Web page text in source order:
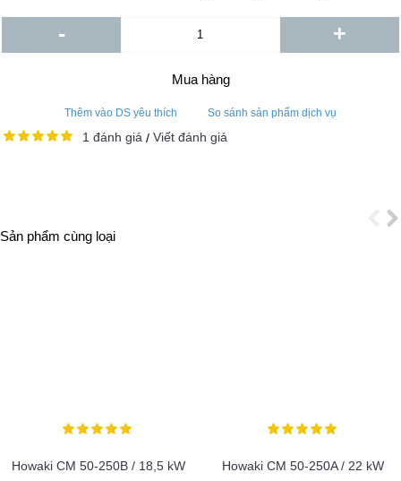
- +
Mua hàng
Thêm vào DS yêu thích So sánh sản phẩm dịch vụ
1 đánh giá / Viết đánh giá
Sản phẩm cùng loại
Howaki CM 50-250B / 18,5 kW
Howaki CM 50-250A / 22 kW